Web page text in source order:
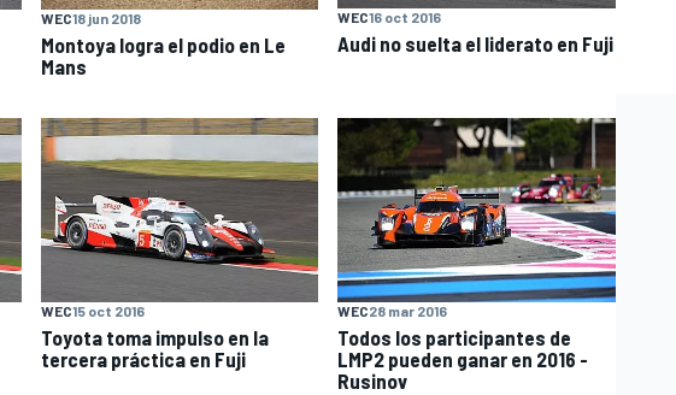
WEC18 jun 2018
Montoya logra el podio en Le
Mans
WEC16 oct 2016
Audi no suelta el liderato en Fuji
WEC15 oct 2016
Toyota toma impulso en la
tercera práctica en Fuji
WEC28 mar 2016
Todos los participantes de
LMP2 pueden ganar en 2016 -
Rusinov